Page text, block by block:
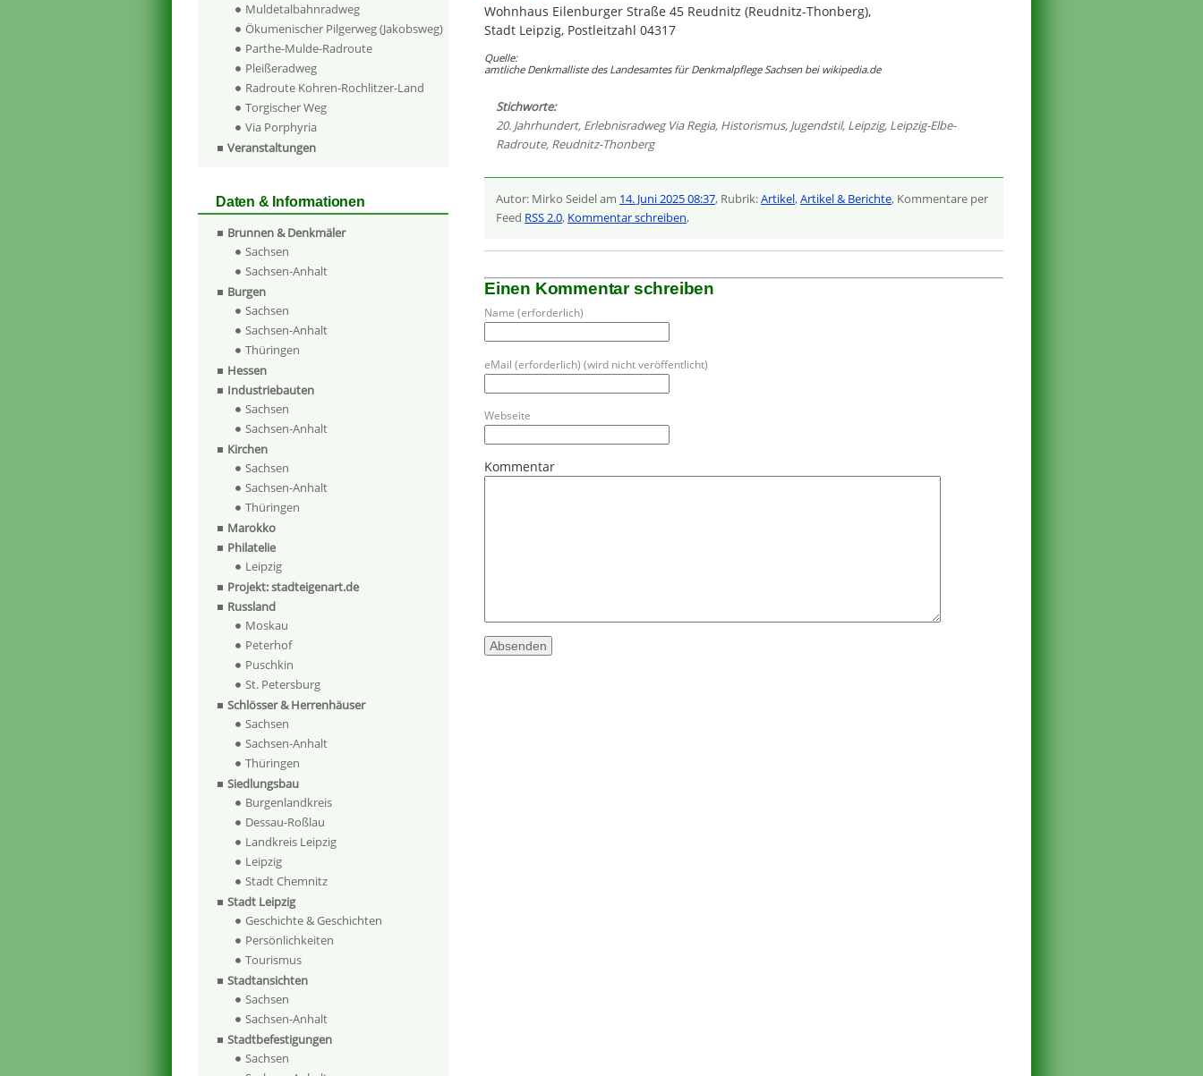
Wohnhaus Eilenburger Straße 45 Reudnitz (Reudnitz-Thonberg),
Stadt Leipzig, Postleitzahl 04317
Quelle:
amtliche Denkmalliste des Landesamtes für Denkmalpflege Sachsen bei wikipedia.de
Stichworte:
20. Jahrhundert, Erlebnisradweg Via Regia, Historismus, Jugendstil, Leipzig, Leipzig-Elbe-
Radroute, Reudnitz-Thonberg
Autor: Mirko Seidel am 14. Juni 2025 08:37, Rubrik:Artikel,Artikel & Berichte, Kommentare per
Feed RSS 2.0, Kommentar schreiben,
Einen Kommentar schreiben
Name (erforderlich)
eMail (erforderlich) (wird nicht veröffentlicht)
Webseite
Kommentar
Muldetalbahnradweg
Ökumenischer Pilgerweg (Jakobsweg)
Parthe-Mulde-Radroute
Pleißeradweg
Radroute Kohren-Rochlitzer-Land
Torgischer Weg
Via Porphyria
Veranstaltungen
Daten & Informationen
Brunnen & Denkmäler
Sachsen
Sachsen-Anhalt
Burgen
Sachsen
Sachsen-Anhalt
Thüringen
Hessen
Industriebauten
Sachsen
Sachsen-Anhalt
Kirchen
Sachsen
Sachsen-Anhalt
Thüringen
Marokko
Philatelie
Leipzig
Projekt: stadteigenart.de
Russland
Moskau
Peterhof
Puschkin
St. Petersburg
Schlösser & Herrenhäuser
Sachsen
Sachsen-Anhalt
Thüringen
Siedlungsbau
Burgenlandkreis
Dessau-Roßlau
Landkreis Leipzig
Leipzig
Stadt Chemnitz
Stadt Leipzig
Geschichte & Geschichten
Persönlichkeiten
Tourismus
Stadtansichten
Sachsen
Sachsen-Anhalt
Stadtbefestigungen
Sachsen